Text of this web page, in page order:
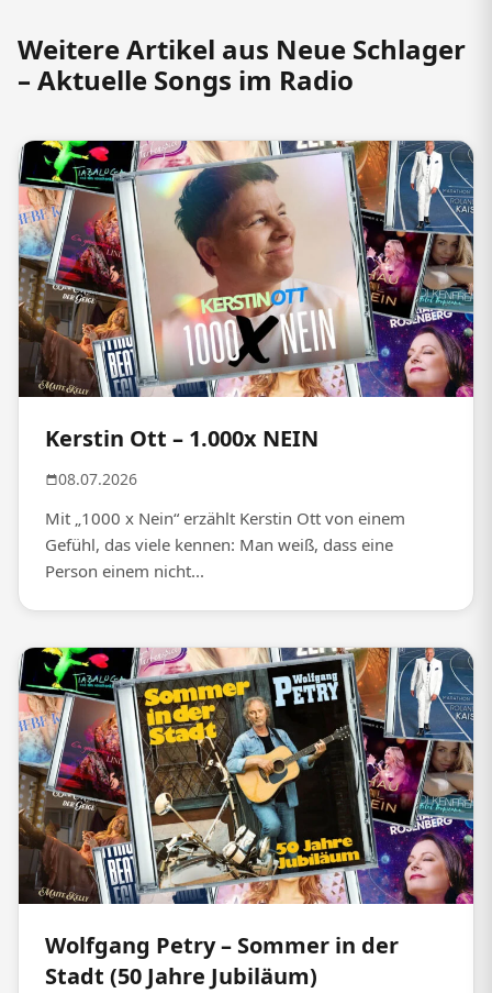
Weitere Artikel aus Neue Schlager
– Aktuelle Songs im Radio
Kerstin Ott – 1.000x NEIN
08.07.2026
Mit „1000 x Nein“ erzählt Kerstin Ott von einem
Gefühl, das viele kennen: Man weiß, dass eine
Person einem nicht...
Wolfgang Petry – Sommer in der
Stadt (50 Jahre Jubiläum)